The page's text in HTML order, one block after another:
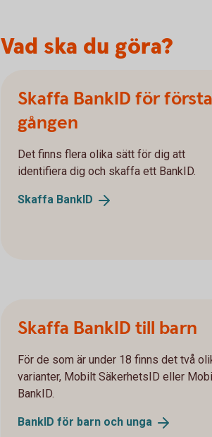
Vad ska du göra?
Skaffa BankID för första
gången
Det finns flera olika sätt för dig att
identifiera dig och skaffa ett BankID.
Skaffa BankID
Skaffa BankID till barn
För de som är under 18 finns det två
varianter, Mobilt SäkerhetsID eller
BankID.
BankID för barn och unga